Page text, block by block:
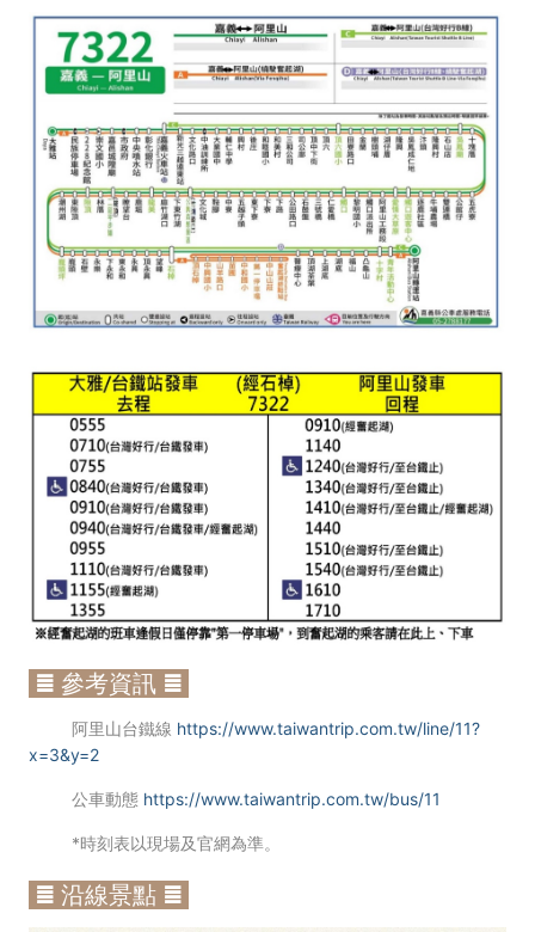
≣ 參考資訊 ≣
阿里山台鐵線 https://www.taiwantrip.com.tw/line/11?
x=3&y=2
公車動態 https://www.taiwantrip.com.tw/bus/11
*時刻表以現場及官網為準。
≣ 沿線景點 ≣